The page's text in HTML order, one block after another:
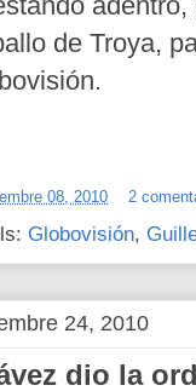
de Troya,
08, 2010 2
Globovisión,
24, 2010
dio la